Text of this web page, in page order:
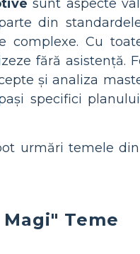
sunt aspecte
din
complexe. Cu
fără asistență.
și analiza
specifici
urmări temele
Teme